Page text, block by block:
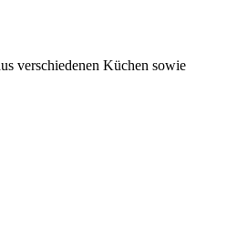
verschiedenen Küchen sowie